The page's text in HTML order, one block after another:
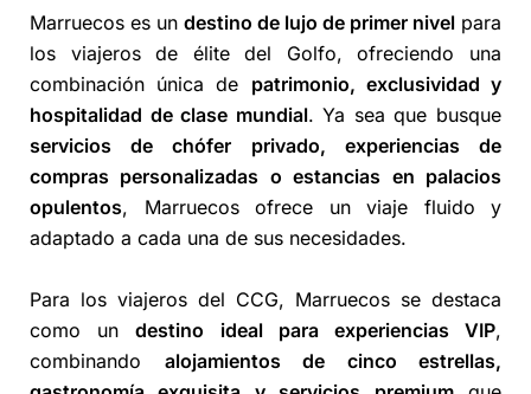
Marruecos es un destino de lujo de primer nivel para
los viajeros de élite del Golfo, ofreciendo una
combinación única de patrimonio, exclusividad y
hospitalidad de clase mundial. Ya sea que busque
servicios de chófer privado, experiencias de
compras personalizadas o estancias en palacios
opulentos, Marruecos ofrece un viaje fluido y
adaptado a cada una de sus necesidades.
Para los viajeros del CCG, Marruecos se destaca
como undestino ideal para experiencias VIP,
combinando alojamientos de cinco estrellas,